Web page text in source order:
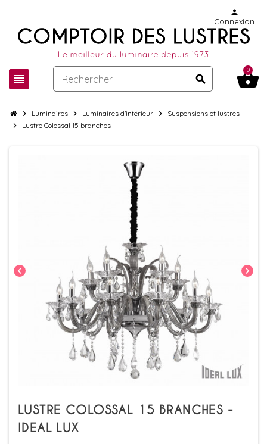
view_headline search
person
Connexion
shopping_basket
0
chevron_right Luminaires chevron_right Luminaires d'intérieur chevron_right Suspensions et lustres
chevron_right Lustre Colossal 15 branches
chevron_left chevron_right
LUSTRE COLOSSAL 15 BRANCHES -
IDEAL LUX